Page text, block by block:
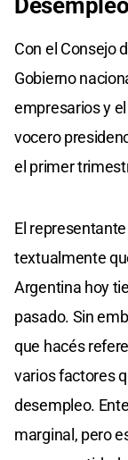
Desempleo
Con el Consejo
Gobierno
empresarios y
vocero
el primer
El
textualmente
Argentina hoy
pasado. Sin
que hacés
varios factores
desempleo.
marginal, pero